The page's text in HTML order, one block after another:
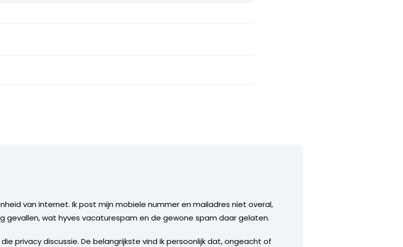
van internet. Ik post mijn mobiele nummer en mailadres niet overal,
gevallen, wat hyves vacaturespam en de gewone spam daar gelaten.
privacy discussie. De belangrijkste vind ik persoonlijk dat, ongeacht of